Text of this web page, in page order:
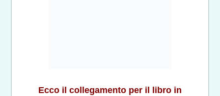
Ecco il collegamento per il libro in